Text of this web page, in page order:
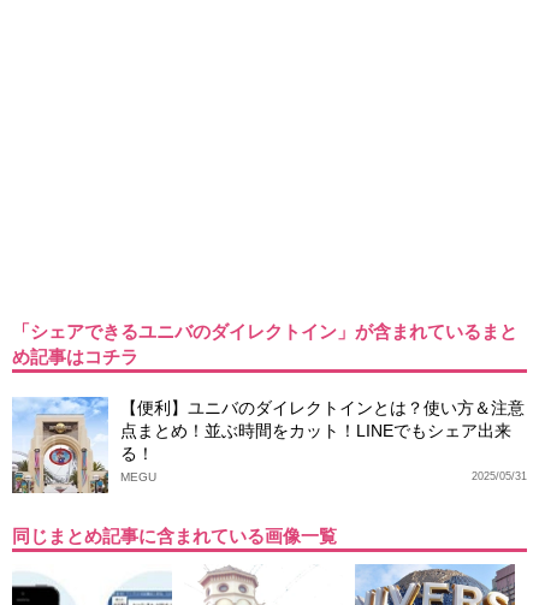
「シェアできるユニバのダイレクトイン」が含まれているまと
め記事はコチラ
【便利】ユニバのダイレクトインとは？使い方＆注意
点まとめ！並ぶ時間をカット！LINEでもシェア出来
る！
2025/05/31
MEGU
同じまとめ記事に含まれている画像一覧